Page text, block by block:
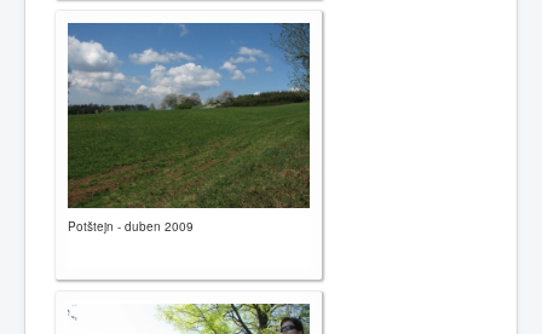
Potštejn - duben 2009